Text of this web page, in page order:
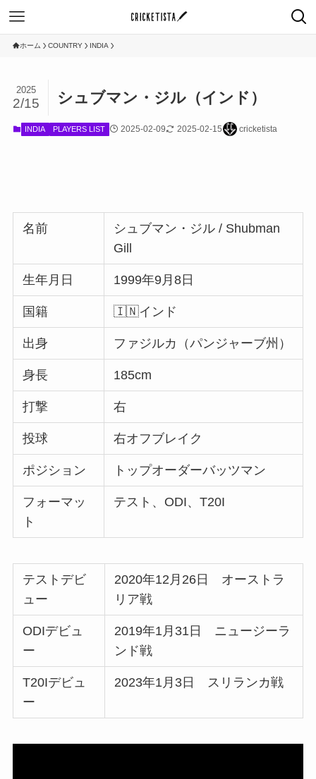
ホーム COUNTRY INDIA
シュブマン・ジル（インド）
2025
2/15
INDIA PLAYERS LIST 2025-02-09 2025-02-15 cricketista
名前
シュブマン・ジル / Shubman
Gill
生年月日 1999年9月8日
国籍 🇮🇳インド
出身 ファジルカ（パンジャーブ州）
身長 185cm
打撃 右
投球 右オフブレイク
ポジション トップオーダーバッツマン
フォーマッ
ト
テスト、ODI、T20I
テストデビ
ュー
2020年12月26日 オーストラ
リア戦
ODIデビュ
ー
2019年1月31日 ニュージーラ
ンド戦
T20Iデビュ
ー
2023年1月3日 スリランカ戦